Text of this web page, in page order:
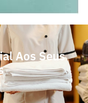
Aos Seus